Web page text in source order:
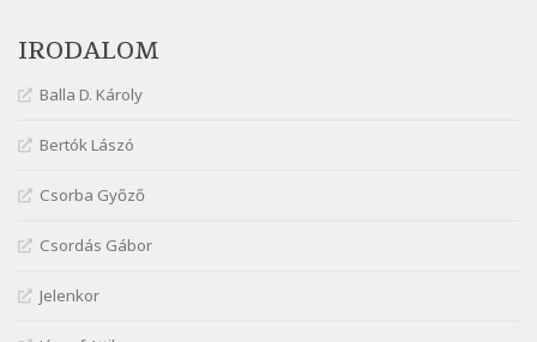
Szélkiáltó
Márai Sándor: Ujjgyakorlat 8
Márai Sándor: Zsoltár
Mária Sándor: Hallgatás
Szélkiáltó
Szélkiáltó
Nagy Bandó András: Bagon át
IRODALOM
Balla D. Károly
Bertók Lászó
Csorba Győző
Csordás Gábor
Jelenkor